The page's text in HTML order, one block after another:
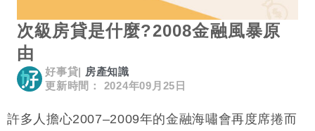
次級房貸是什麼?2008金融風暴原
由
好事貸
房產知識
更新時間： 2024年09月25日
許多人擔心2007–2009年的金融海嘯會再度席捲而